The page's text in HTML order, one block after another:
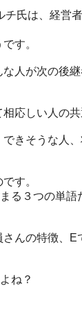
氏は、経営
す。
人が次の後
応しい人の
きそうな人
す。
る３つの単
んの特徴、
ね？